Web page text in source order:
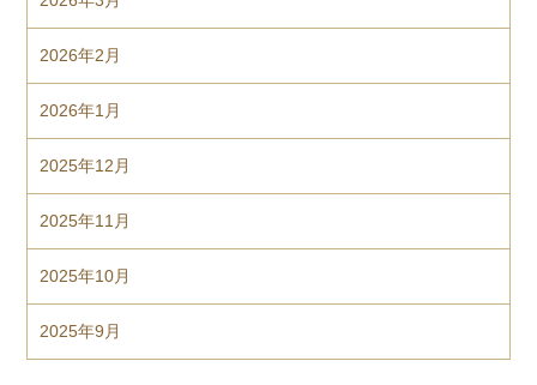
2026年2月
2026年1月
2025年12月
2025年11月
2025年10月
2025年9月